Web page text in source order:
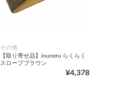
その他
【取り寄せ品】inuneru らくらく
スロープブラウン
¥4,378